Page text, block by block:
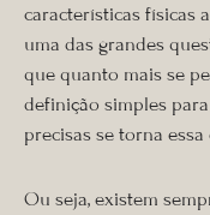
características físicas
uma das grandes
que quanto mais se
definição simples
precisas se torna
Ou seja, existem